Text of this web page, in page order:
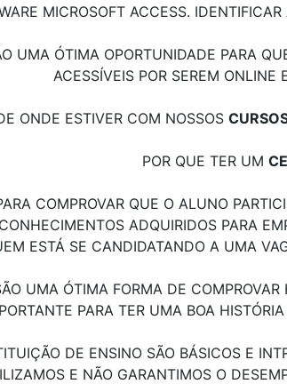
MICROSOFT ACCESS.
UMA ÓTIMA OPORTUNIDADE PARA
ACESSÍVEIS POR SEREM
ONDE ESTIVER COM NOSSOS
POR QUE TER UM
COMPROVAR QUE O ALUNO
ADQUIRIDOS PARA
ESTÁ SE CANDIDATANDO A UMA
UMA ÓTIMA FORMA DE
PARA TER UMA BOA
DE ENSINO SÃO BÁSICOS E
E NÃO GARANTIMOS O